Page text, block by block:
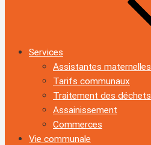
Services
Assistantes maternelles
Tarifs communaux
Traitement des déchets
Assainissement
Commerces
Vie communale